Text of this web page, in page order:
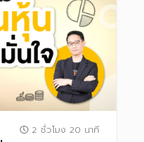
2 ชั่วโมง 20 นาที